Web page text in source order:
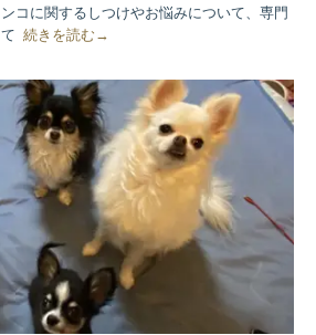
コに関するしつけやお悩みについて、専門
続きを読む→